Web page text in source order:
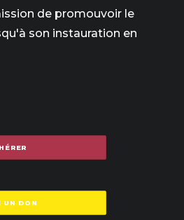
de promouvoir le
son instauration en
UN DON